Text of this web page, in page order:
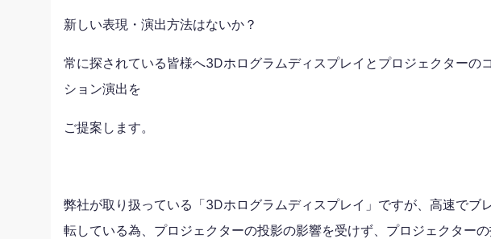
新しい表現・演出方法はないか？
常に探されている皆様へ3Dホログラムディスプレイとプロジェクターの
ション演出を
ご提案します。
弊社が取り扱っている「3Dホログラムディスプレイ」ですが、高速でブ
転している為、プロジェクターの投影の影響を受けず、プロジェクター